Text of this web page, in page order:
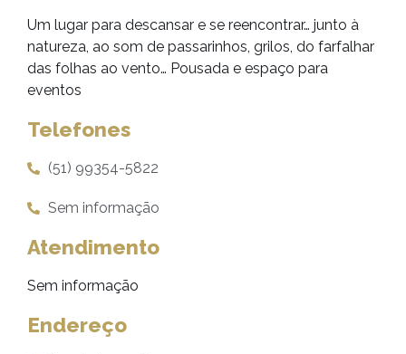
Um lugar para descansar e se reencontrar… junto à
natureza, ao som de passarinhos, grilos, do farfalhar
das folhas ao vento… Pousada e espaço para
eventos
Telefones
(51) 99354-5822
Sem informação
Atendimento
Sem informação
Endereço